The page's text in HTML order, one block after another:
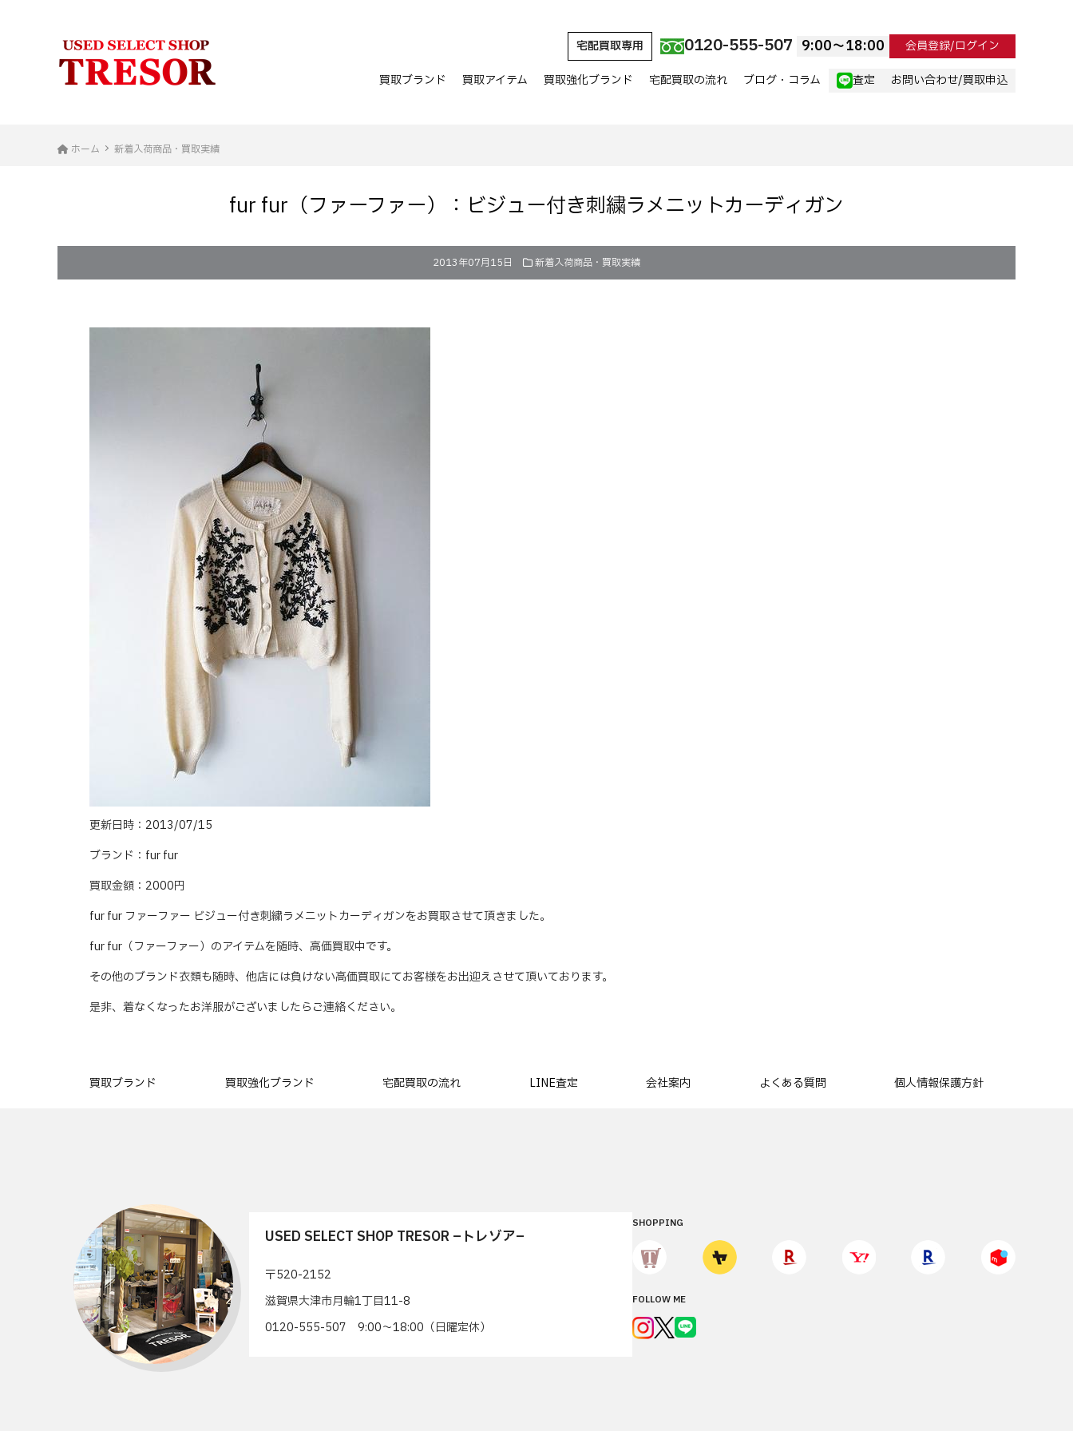
宅配買取専用 0120-555-507 9:00〜18:00 会員登録/ログイン
買取ブランド 買取アイテム 買取強化ブランド 宅配買取の流れ ブログ・コラム 査定 お問い合わせ/買取申込
ホーム 新着入荷商品・買取実績
fur fur（ファーファー）：ビジュー付き刺繍ラメニットカーディガン
2013年07月15日 新着入荷商品・買取実績
更新日時：2013/07/15
ブランド：fur fur
買取金額：2000円
fur fur ファーファー ビジュー付き刺繍ラメニットカーディガンをお買取させて頂きました。
fur fur（ファーファー）のアイテムを随時、高価買取中です。
その他のブランド衣類も随時、他店には負けない高価買取にてお客様をお出迎えさせて頂いております。
是非、着なくなったお洋服がございましたらご連絡ください。
買取ブランド 買取強化ブランド 宅配買取の流れ LINE査定 会社案内 よくある質問 個人情報保護方針
USED SELECT SHOP TRESOR –トレゾア–
〒520-2152
滋賀県大津市月輪1丁目11-8
0120-555-507 9:00〜18:00（日曜定休）
SHOPPING
FOLLOW ME